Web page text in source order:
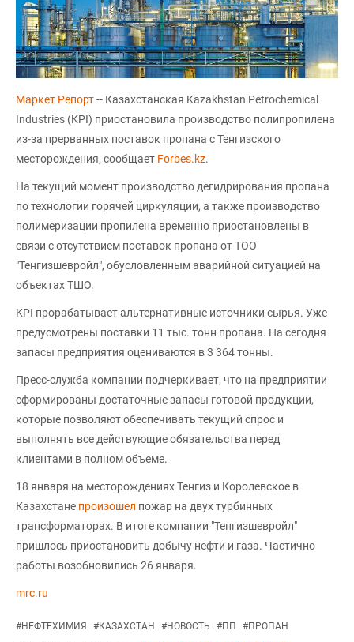
Маркет Репорт-- Казахстанская Kazakhstan Petrochemical
Industries (KPI) приостановила производство полипропилена
из-за прерванных поставок пропана с Тенгизского
месторождения, сообщает Forbes.kz.
На текущий момент производство дегидрирования пропана
по технологии горячей циркуляции, а также производство
полимеризации пропилена временно приостановлены в
связи с отсутствием поставок пропана от ТОО
"Тенгизшевройл", обусловленным аварийной ситуацией на
объектах ТШО.
KPI прорабатывает альтернативные источники сырья. Уже
предусмотрены поставки 11 тыс. тонн пропана. На сегодня
запасы предприятия оцениваются в 3 364 тонны.
Пресс-служба компании подчеркивает, что на предприятии
сформированы достаточные запасы готовой продукции,
которые позволяют обеспечивать текущий спрос и
выполнять все действующие обязательства перед
клиентами в полном объеме.
18 января на месторождениях Тенгиз и Королевское в
Казахстане произошел пожар на двух турбинных
трансформаторах. В итоге компании "Тенгизшевройл"
пришлось приостановить добычу нефти и газа. Частично
работы возобновились 26 января.
mrc.ru
#НЕФТЕХИМИЯ #КАЗАХСТАН #НОВОСТЬ #ПП #ПРОПАН